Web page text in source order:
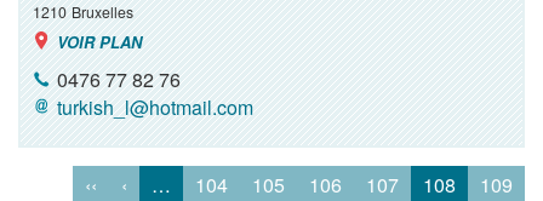
1210 Bruxelles
VOIR PLAN
0476 77 82 76
turkish_l@hotmail.com
‹‹ ‹ … 104 105 106 107 108
109